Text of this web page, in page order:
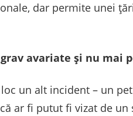
dar permite unei
avariate și nu
un alt incident – un
ar fi putut fi vizat de